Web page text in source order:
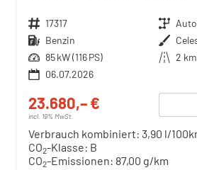
Fahrzeugnr. 17317 Getriebe
Kraftstoff Benzin Außenfarbe
Leistung 85 kW (116 PS) Kilometerstand 2 km
06.07.2026
23.680,– €
incl. 19% MwSt.
Verbrauch kombiniert: 3,90 l/
CO2-Klasse: B
CO2-Emissionen: 87,00 g/km